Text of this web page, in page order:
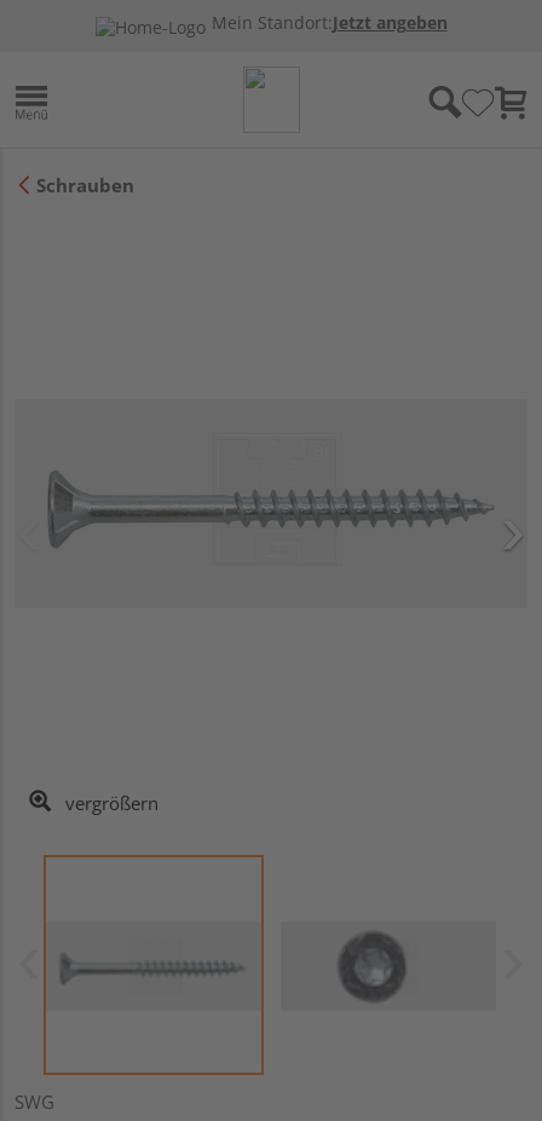
Mein Standort:Jetzt angeben
Schrauben
vergrößern
SWG